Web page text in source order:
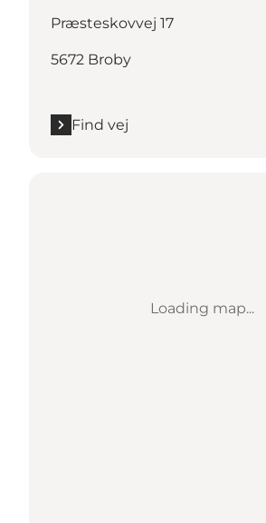
Præsteskovvej 17
5672 Broby
Find vej
Loading map...